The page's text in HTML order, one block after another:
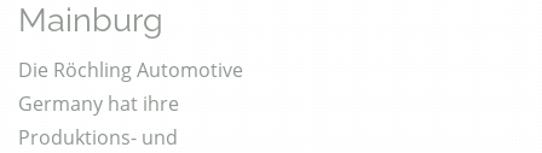
Mainburg
Die Röchling Automotive
Germany hat ihre
Produktions- und